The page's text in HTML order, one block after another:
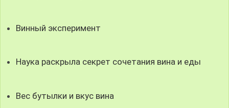
Винный эксперимент
Наука раскрыла секрет сочетания вина и еды
Вес бутылки и вкус вина